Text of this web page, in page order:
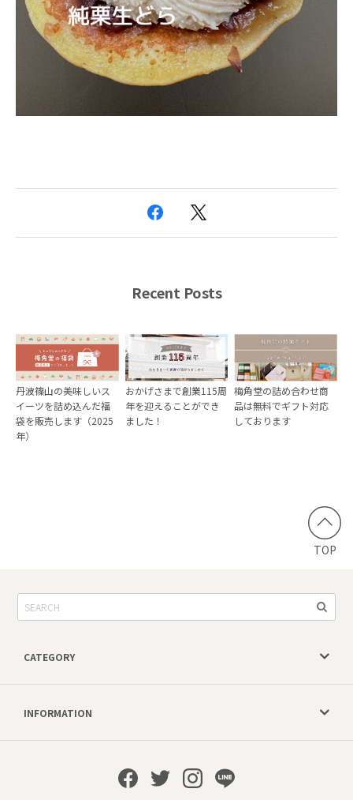
Recent Posts
丹波篠山の美味しいス
イーツを詰め込んだ福
袋を販売します（2025
年）
おかげさまで創業115周
年を迎えることができ
ました！
梅角堂の詰め合わせ商
品は無料でギフト対応
しております
TOP
CATEGORY
INFORMATION